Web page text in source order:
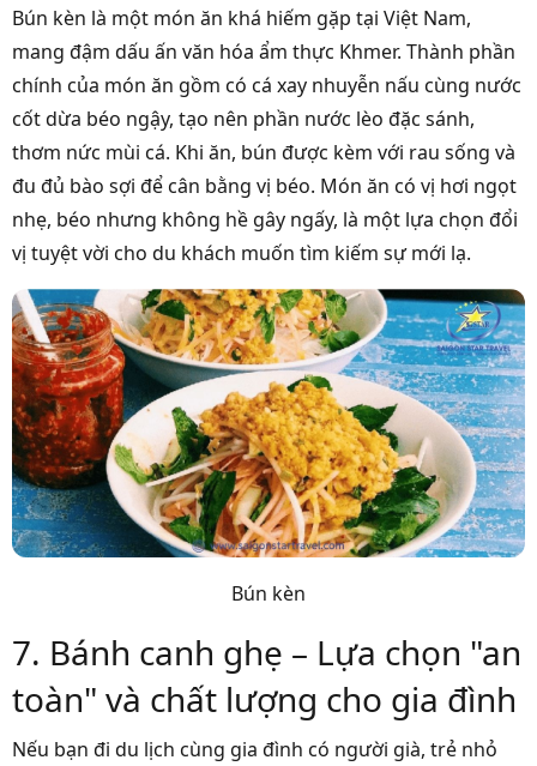
Bún kèn là một món ăn khá hiếm gặp tại Việt Nam,
mang đậm dấu ấn văn hóa ẩm thực Khmer. Thành phần
chính của món ăn gồm có cá xay nhuyễn nấu cùng nước
cốt dừa béo ngậy, tạo nên phần nước lèo đặc sánh,
thơm nức mùi cá. Khi ăn, bún được kèm với rau sống và
đu đủ bào sợi để cân bằng vị béo. Món ăn có vị hơi ngọt
nhẹ, béo nhưng không hề gây ngấy, là một lựa chọn đổi
vị tuyệt vời cho du khách muốn tìm kiếm sự mới lạ.
Bún kèn
7. Bánh canh ghẹ – Lựa chọn "an
toàn" và chất lượng cho gia đình
Nếu bạn đi du lịch cùng gia đình có người già, trẻ nhỏ